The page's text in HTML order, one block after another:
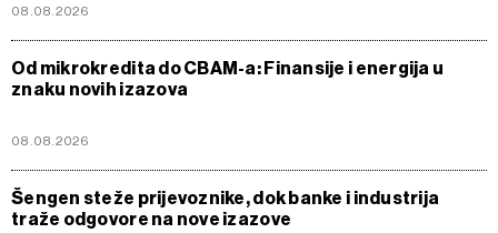
08.08.2026
Od mikrokredita do CBAM-a: Finansije i energija u
znaku novih izazova
08.08.2026
Šengen steže prijevoznike, dok banke i industrija
traže odgovore na nove izazove